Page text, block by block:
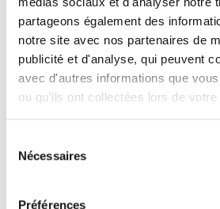
partageons également des
notre site avec nos partenaires de
publicité et d'analyse, qui peuvent
avec d'autres informations que
ou qu'ils ont collectées lors de
Nécessaires
Préférences
Les nationalismes maghrébins